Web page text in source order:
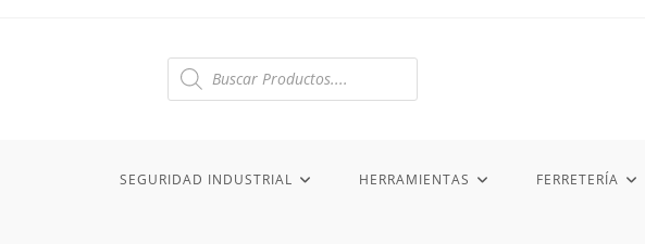
Búsqueda
SEGURIDAD INDUSTRIAL HERRAMIENTAS FERRETERÍA